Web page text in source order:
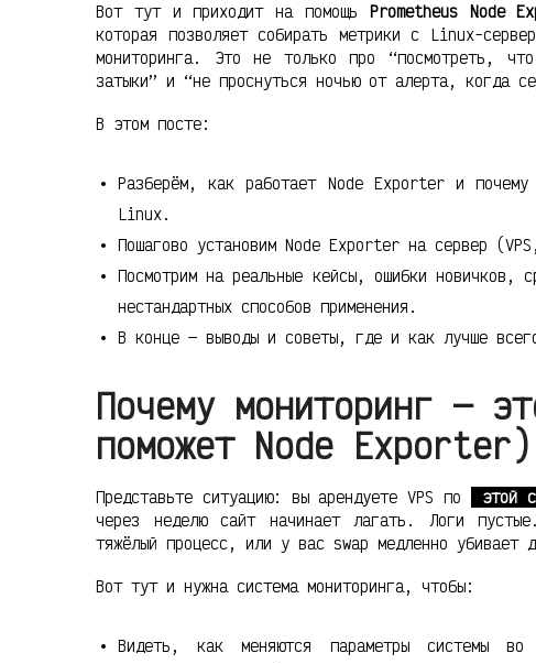
Вот тут и приходит на помощь Prometheus Node
которая позволяет собирать метрики с Linux-
мониторинга. Это не только про “посмотреть,
затыки” и “не проснуться ночью от алерта, когда
В этом посте:
Разберём, как работает Node Exporter и
Linux.
Пошагово установим Node Exporter на сервер
Посмотрим на реальные кейсы, ошибки новичков,
нестандартных способов применения.
В конце — выводы и советы, где и как лучше
Почему мониторинг —
поможет Node Exporter)
Представьте ситуацию: вы арендуете VPS по этой
через неделю сайт начинает лагать. Логи
тяжёлый процесс, или у вас swap медленно убивает
Вот тут и нужна система мониторинга, чтобы:
Видеть, как меняются параметры системы